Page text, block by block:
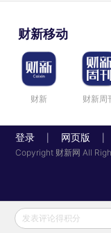
财新移动
财新 财新周
登录 网页版
Copyright 财新网 All
发表评论得积分